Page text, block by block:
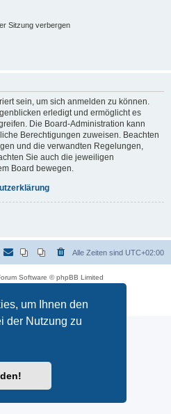
um Ihnen den
der Nutzung zu
Sitzung verbergen
sein, um sich anmelden zu können.
erledigt und ermöglicht es
Die Board-Administration kann
Berechtigungen zuweisen. Beachten
und die verwandten Regelungen,
Sie auch die jeweiligen
Board bewegen.
Alle Zeiten sind UTC+02:00
Software © phpBB Limited
Nutzungsbedingungen